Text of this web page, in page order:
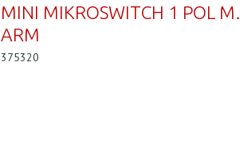
MINI MIKROSWITCH 1 POL M.
ARM
375320